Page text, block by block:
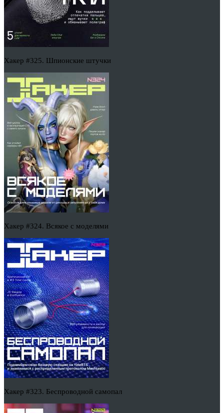
Хакер #325. Шпионские штучки
Хакер #324. Всякое с моделями
Хакер #323. Беспроводной самопал